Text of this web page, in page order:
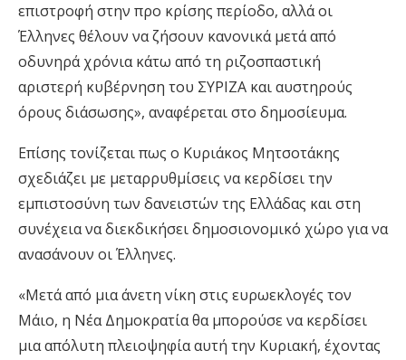
επιστροφή στην προ κρίσης περίοδο, αλλά οι
Έλληνες θέλουν να ζήσουν κανονικά μετά από
οδυνηρά χρόνια κάτω από τη ριζοσπαστική
αριστερή κυβέρνηση του ΣΥΡΙΖΑ και αυστηρούς
όρους διάσωσης», αναφέρεται στο δημοσίευμα.
Επίσης τονίζεται πως ο Κυριάκος Μητσοτάκης
σχεδιάζει με μεταρρυθμίσεις να κερδίσει την
εμπιστοσύνη των δανειστών της Ελλάδας και στη
συνέχεια να διεκδικήσει δημοσιονομικό χώρο για να
ανασάνουν οι Έλληνες.
«Μετά από μια άνετη νίκη στις ευρωεκλογές τον
Μάιο, η Νέα Δημοκρατία θα μπορούσε να κερδίσει
μια απόλυτη πλειοψηφία αυτή την Κυριακή, έχοντας